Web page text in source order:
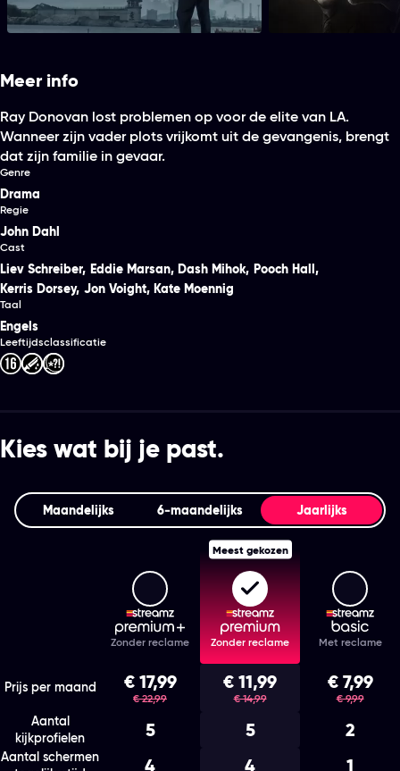
Meer info
Ray Donovan lost problemen op voor de elite van LA.
Wanneer zijn vader plots vrijkomt uit de gevangenis, brengt
dat zijn familie in gevaar.
Genre
Drama
Regie
John Dahl
Cast
Liev Schreiber, Eddie Marsan, Dash Mihok, Pooch Hall,
Kerris Dorsey, Jon Voight, Kate Moennig
Taal
Engels
Leeftijdsclassificatie
Kies wat bij je past.
Maandelijks 6‑maandelijks Jaarlijks
Kies het abonnement en de looptijd die bij je past
Streamz Premium+
Zonder reclame
Meest gekozen
Streamz Premium
Zonder reclame Met reclame
Prijs per maand € 17,99
was
€ 22,99
€ 11,99
was
€ 14,99
€ 7,99
was
€ 9,99
Aantal
kijkprofielen
5 5 2
Aantal schermen
4 4 1